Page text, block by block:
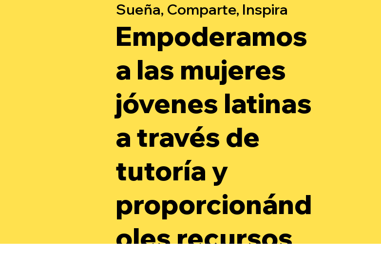
Sueña, Comparte, Inspira
Empoderamos
a las mujeres
jóvenes latinas
a través de
tutoría y
proporcionánd
oles recursos